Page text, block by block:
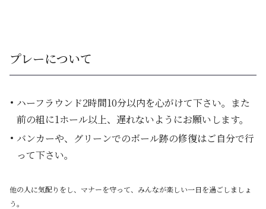
プレーについて
ハーフラウンド2時間10分以内を心がけて下さい。また
前の組に1ホール以上、遅れないようにお願いします。
バンカーや、グリーンでのボール跡の修復はご自分で行
って下さい。
他の人に気配りをし、マナーを守って、みんなが楽しい一日を過ごしましょ
う。